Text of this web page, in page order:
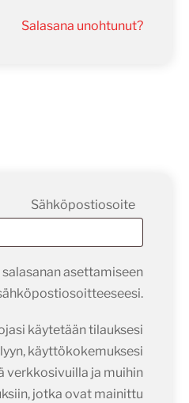
Salasana unohtunut?
Sähköpostiosoite
asettamiseen
käytetään tilauksesi
käyttökokemuksesi
verkkosivuilla ja muihin
jotka ovat mainittu